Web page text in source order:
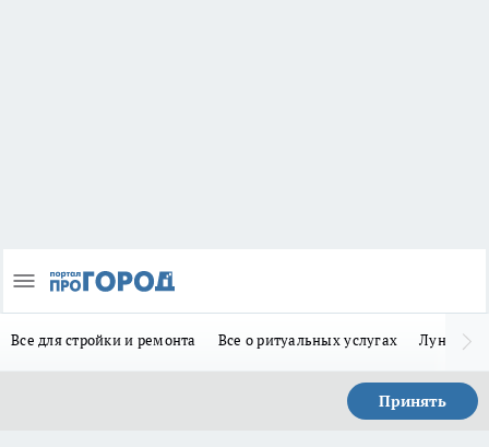
Все для стройки и ремонта Все о ритуальных услугах Лунно-
Принять